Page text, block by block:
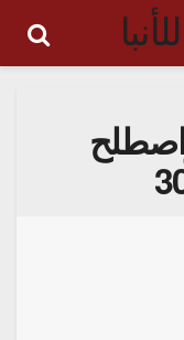
– «واصطلح